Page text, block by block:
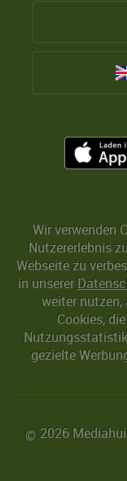
Wir verwenden
Nutzererlebnis
Webseite zu
in unserer
weiter nutzen,
Cookies,
gezielte
© 2026